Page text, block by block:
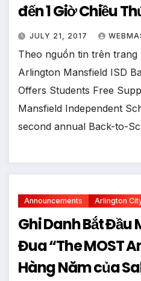
đến 1 Giờ Chiều
Tháng 8 Năm 2017
JULY 21, 2017
Theo nguồn tin trên trang
Arlington Mansfield ISD
Offers Students Free
Mansfield Independent
second annual Back-to-
Announcements Arlington
Ghi Danh Bắt Đầu
Đua “The MOST
Hàng Năm của